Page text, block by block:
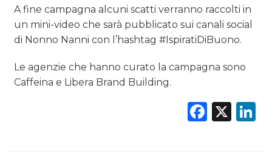
A fine campagna alcuni scatti verranno raccolti in
un mini-video che sarà pubblicato sui canali social
di Nonno Nanni con l’hashtag #IspiratiDiBuono.
Le agenzie che hanno curato la campagna sono
Caffeina e Libera Brand Building.
X